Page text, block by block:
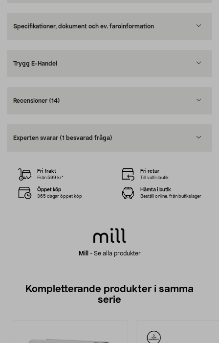
Specifikationer, dokument och ev. faroinformation
Trygg E-Handel
Recensioner (14)
Experten svarar (1 besvarad fråga)
Mill - Se alla produkter
Fri frakt
Från 599 kr*
Fri retur
Till valfri butik
Öppet köp
365 dagar öppet köp
Hämta i butik
Beställ online, från butikslager
Kompletterande produkter i samma
serie